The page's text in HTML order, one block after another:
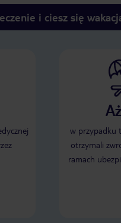
i ciesz się
w przypadku
otrzymali
ramach